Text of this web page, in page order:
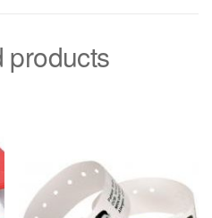
products